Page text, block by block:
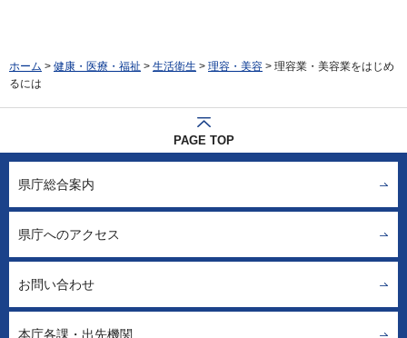
ホーム > 健康・医療・福祉 > 生活衛生 > 理容・美容 > 理容業・美容業をはじめ
るには
PAGE TOP
県庁総合案内
県庁へのアクセス
お問い合わせ
本庁各課・出先機関